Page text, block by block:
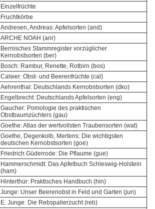
Einzelfrüchte
Fruchtkörbe
Andresen, Andreas: Apfelsorten (and)
ARCHE NOAH (anr)
Bernisches Stammregister vorzüglicher
Kernobstsorten (ber)
Bosch: Rambur, Renette, Rotbirn (bos)
Calwer: Obst- und Beerenfrüchte (cal)
Aehrenthal: Deutschlands Kernobstsorten (dko)
Engelbrecht: Deutschlands Apfelsorten (eng)
Gaucher: Pomologie des praktischen
Obstbaumzüchters (gau)
Goethe: Atlas der wertvollsten Traubensorten (wat)
Goethe, Degenkolb, Mertens: Die wichtigsten
deutschen Kernobstsorten (goe)
Friedrich Güderrode: Die Pflaume (gue)
Hammerschmidt: Das Apfelbuch Schleswig-Holstein
(ham)
Hinterthür: Praktisches Handbuch (hin)
Junge: Unser Beerenobst in Feld und Garten (jun)
E. Junge: Die Rebspalierzucht (reb)